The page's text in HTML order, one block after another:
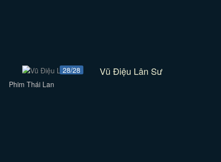
28/28 Vũ Điệu Lân Sư
Phim Thái Lan